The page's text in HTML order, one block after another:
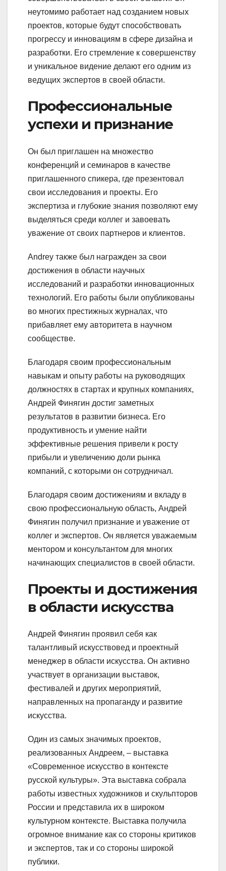
неутомимо работает над созданием новых
проектов, которые будут способствовать
прогрессу и инновациям в сфере дизайна и
разработки. Его стремление к совершенству
и уникальное видение делают его одним из
ведущих экспертов в своей области.
Профессиональные
успехи и признание
Он был приглашен на множество
конференций и семинаров в качестве
приглашенного спикера, где презентовал
свои исследования и проекты. Его
экспертиза и глубокие знания позволяют ему
выделяться среди коллег и завоевать
уважение от своих партнеров и клиентов.
Andrey также был награжден за свои
достижения в области научных
исследований и разработки инновационных
технологий. Его работы были опубликованы
во многих престижных журналах, что
прибавляет ему авторитета в научном
сообществе.
Благодаря своим профессиональным
навыкам и опыту работы на руководящих
должностях в стартах и крупных компаниях,
Андрей Финягин достиг заметных
результатов в развитии бизнеса. Его
продуктивность и умение найти
эффективные решения привели к росту
прибыли и увеличению доли рынка
компаний, с которыми он сотрудничал.
Благодаря своим достижениям и вкладу в
свою профессиональную область, Андрей
Финягин получил признание и уважение от
коллег и экспертов. Он является уважаемым
ментором и консультантом для многих
начинающих специалистов в своей области.
Проекты и достижения
в области искусства
Андрей Финягин проявил себя как
талантливый искусствовед и проектный
менеджер в области искусства. Он активно
участвует в организации выставок,
фестивалей и других мероприятий,
направленных на пропаганду и развитие
искусства.
Один из самых значимых проектов,
реализованных Андреем, – выставка
«Современное искусство в контексте
русской культуры». Эта выставка собрала
работы известных художников и скульпторов
России и представила их в широком
культурном контексте. Выставка получила
огромное внимание как со стороны критиков
и экспертов, так и со стороны широкой
публики.